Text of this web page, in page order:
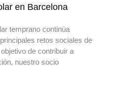
en Barcelona
temprano continúa
retos sociales de
de contribuir a
nuestro socio